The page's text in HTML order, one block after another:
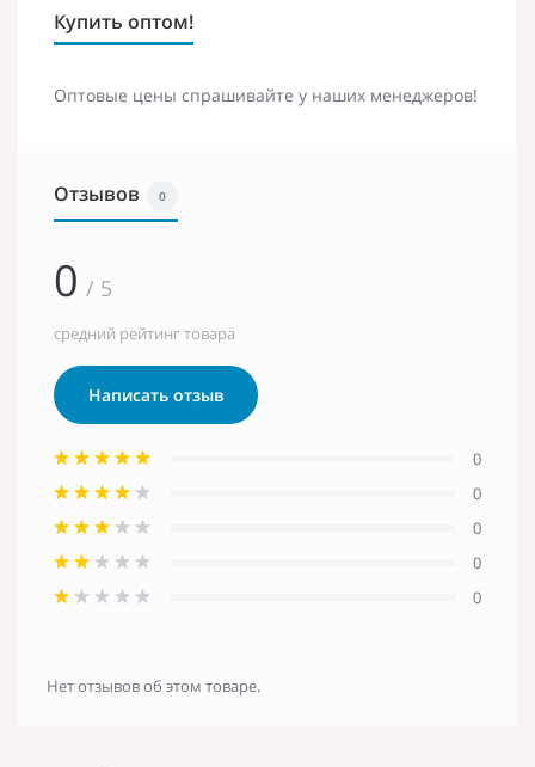
Купить оптом!
Оптовые цены спрашивайте у наших менеджеров!
Отзывов 0
0 / 5
средний рейтинг товара
Написать отзыв
0
0
0
0
0
Нет отзывов об этом товаре.